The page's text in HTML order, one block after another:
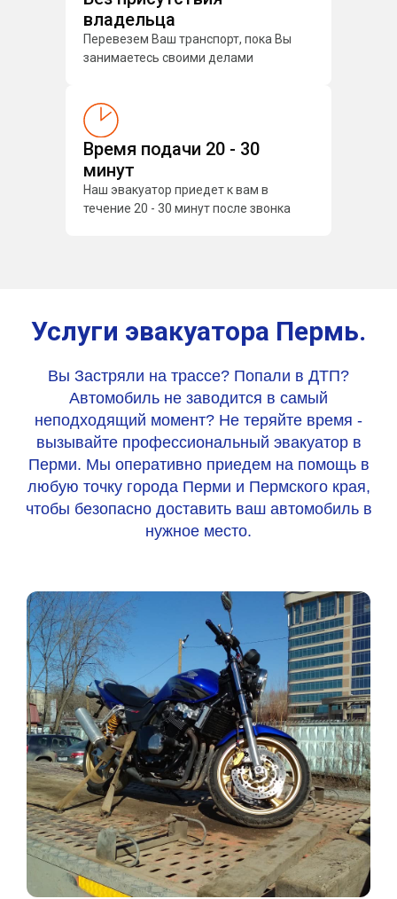
владельца
Перевезем Ваш транспорт, пока Вы
занимаетесь своими делами
Время подачи 20 - 30
минут
Наш эвакуатор приедет к вам в
течение 20 - 30 минут после звонка
Услуги эвакуатора Пермь.
Вы Застряли на трассе? Попали в ДТП?
Автомобиль не заводится в самый
неподходящий момент? Не теряйте время -
вызывайте профессиональный эвакуатор в
Перми. Мы оперативно приедем на помощь в
любую точку города Перми и Пермского края,
чтобы безопасно доставить ваш автомобиль в
нужное место.